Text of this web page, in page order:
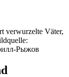
verwurzelte Väter,
Рыжов